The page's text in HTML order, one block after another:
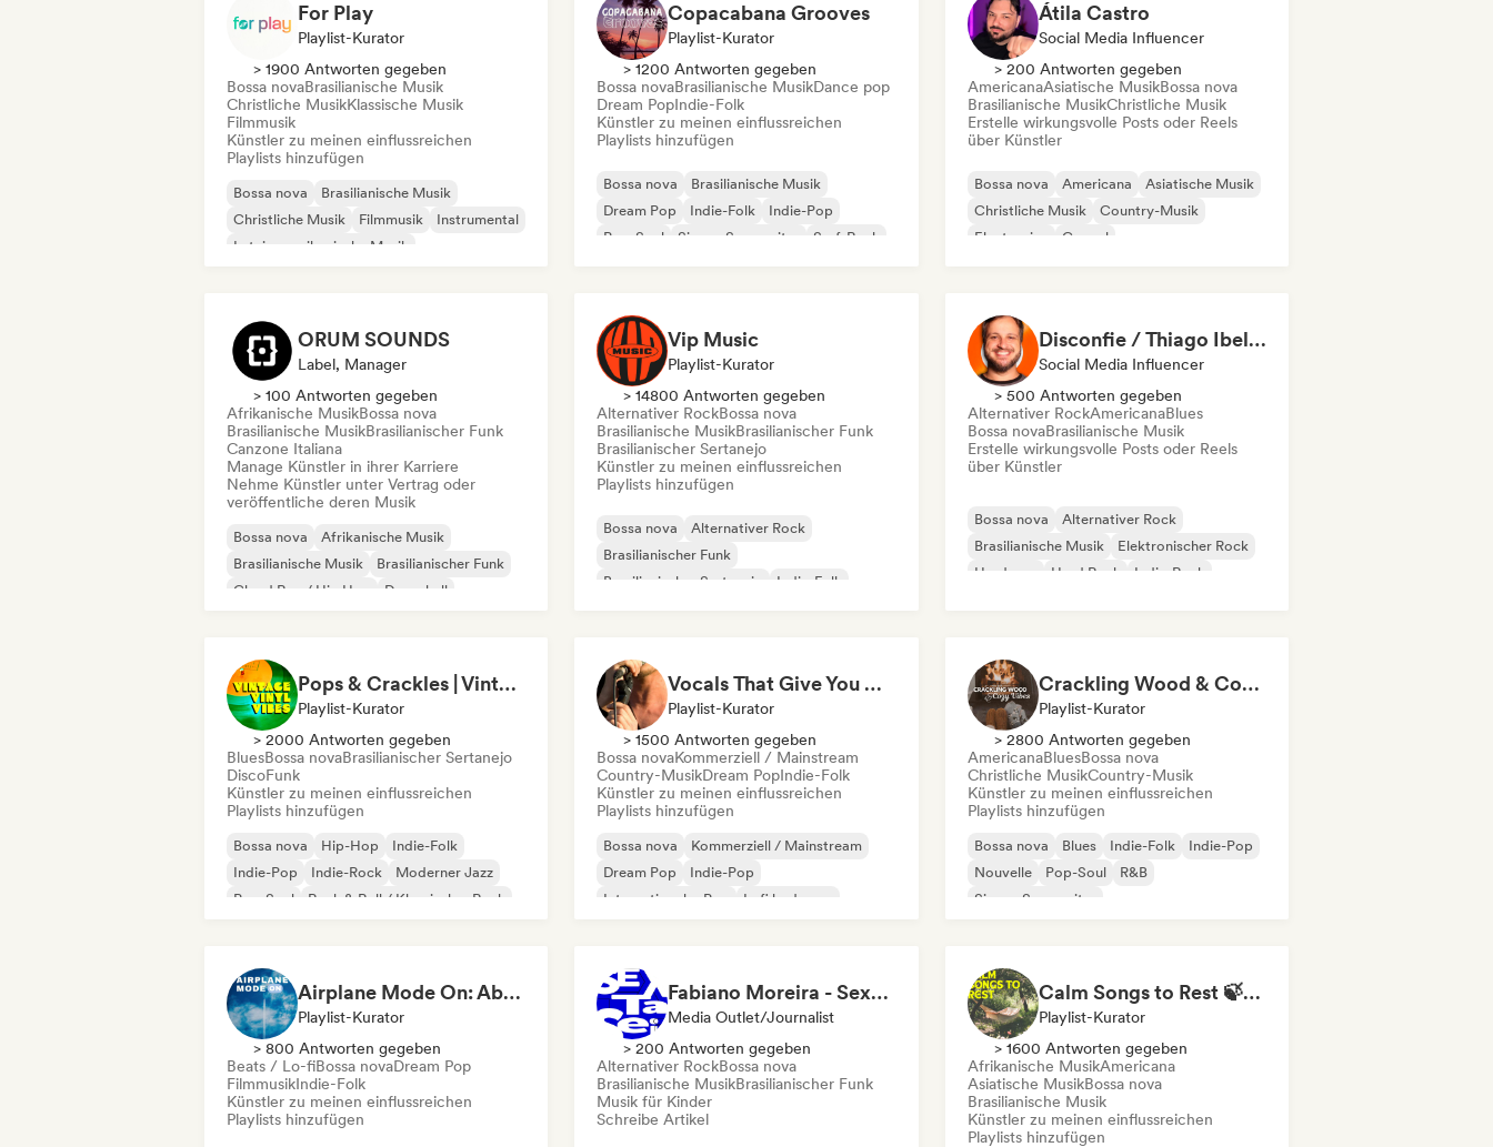
For Play
Playlist-Kurator
> 1900 Antworten gegeben
Bossa novaBrasilianische Musik
Christliche MusikKlassische Musik
Filmmusik
Künstler zu meinen einflussreichen
Playlists hinzufügen
Bossa nova
Brasilianische Musik
Christliche Musik
Filmmusik
Instrumental
Lateinamerikanische Musik
Copacabana Grooves
Playlist-Kurator
> 1200 Antworten gegeben
Bossa novaBrasilianische MusikDance pop
Dream PopIndie-Folk
Künstler zu meinen einflussreichen
Playlists hinzufügen
Bossa nova
Brasilianische Musik
Dream Pop
Indie-Folk
Indie-Pop
Pop-Soul
Singer-Songwriter Surf-Rock
Átila Castro
Social Media Influencer
> 200 Antworten gegeben
AmericanaAsiatische MusikBossa nova
Brasilianische MusikChristliche Musik
Erstelle wirkungsvolle Posts oder Reels
über Künstler
Bossa nova Americana
Asiatische Musik
Christliche Musik
Country-Musik
Electronica
Gospel
ORUM SOUNDS
Label, Manager
> 100 Antworten gegeben
Afrikanische MusikBossa nova
Brasilianische MusikBrasilianischer Funk
Canzone Italiana
Manage Künstler in ihrer Karriere
Nehme Künstler unter Vertrag oder
veröffentliche deren Musik
Bossa nova
Afrikanische Musik
Brasilianische Musik
Brasilianischer Funk
Cloud Rap / Hip Hop
Dancehall
Vip Music
Playlist-Kurator
> 14800 Antworten gegeben
Alternativer RockBossa nova
Brasilianische MusikBrasilianischer Funk
Brasilianischer Sertanejo
Künstler zu meinen einflussreichen
Playlists hinzufügen
Bossa nova
Alternativer Rock
Brasilianischer Funk
Brasilianischer Sertanejo
Indie-Folk
Disconfie / Thiago Ibelli - Content Creator
Social Media Influencer
> 500 Antworten gegeben
Alternativer RockAmericanaBlues
Bossa novaBrasilianische Musik
Erstelle wirkungsvolle Posts oder Reels
über Künstler
Bossa nova
Alternativer Rock
Brasilianische Musik
Elektronischer Rock
Hardcore
Hard Rock
Indie-Rock
Pops & Crackles | Vintage Vinyl Vibes
Playlist-Kurator
> 2000 Antworten gegeben
BluesBossa novaBrasilianischer Sertanejo
DiscoFunk
Künstler zu meinen einflussreichen
Playlists hinzufügen
Bossa nova Hip-Hop
Indie-Folk
Indie-Pop
Indie-Rock
Moderner Jazz
Pop-Soul
Rock & Roll / Klassischer Rock
Vocals That Give You Chills
Playlist-Kurator
> 1500 Antworten gegeben
Bossa novaKommerziell / Mainstream
Country-MusikDream PopIndie-Folk
Künstler zu meinen einflussreichen
Playlists hinzufügen
Bossa nova
Kommerziell / Mainstream
Dream Pop
Indie-Pop
Internationaler Pop
Lofi bedroom
Crackling Wood & Cozy Vibes 🔥 Singer-Songwriter, Dream Pop & Bedroom Pop
Playlist-Kurator
> 2800 Antworten gegeben
AmericanaBluesBossa nova
Christliche MusikCountry-Musik
Künstler zu meinen einflussreichen
Playlists hinzufügen
Bossa nova Blues Indie-Folk
Indie-Pop
Nouvelle
Pop-Soul
R&B
Singer-Songwriter
Airplane Mode On: Above the Clouds
Playlist-Kurator
> 800 Antworten gegeben
Beats / Lo-fiBossa novaDream Pop
FilmmusikIndie-Folk
Künstler zu meinen einflussreichen
Playlists hinzufügen
Fabiano Moreira - Sexta Sei
Media Outlet/Journalist
> 200 Antworten gegeben
Alternativer RockBossa nova
Brasilianische MusikBrasilianischer Funk
Musik für Kinder
Schreibe Artikel
Calm Songs to Rest 🍃✨ Acoustic Indie Folk & Singer-Songwriter
Playlist-Kurator
> 1600 Antworten gegeben
Afrikanische MusikAmericana
Asiatische MusikBossa nova
Brasilianische Musik
Künstler zu meinen einflussreichen
Playlists hinzufügen